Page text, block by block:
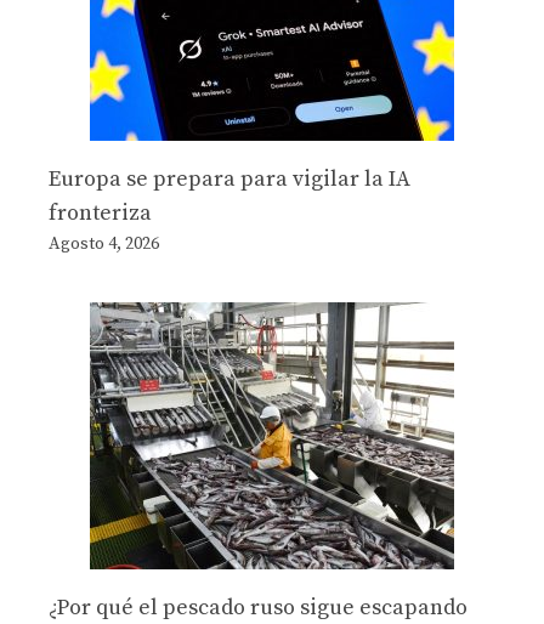
Europa se prepara para vigilar la IA
fronteriza
Agosto 4, 2026
¿Por qué el pescado ruso sigue escapando